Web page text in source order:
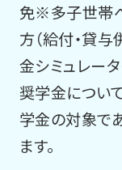
免※多子世帯
方（給付・貸
金シミュレー
奨学金につい
学金の対象で
ます。